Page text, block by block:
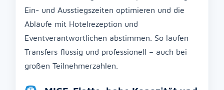
Ein- und Ausstiegszeiten optimieren und die
Abläufe mit Hotelrezeption und
Eventverantwortlichen abstimmen. So laufen
Transfers flüssig und professionell – auch bei
großen Teilnehmerzahlen.